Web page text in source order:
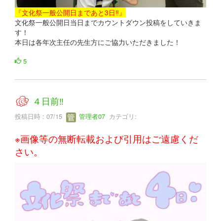
『文化祭一般公開日まであと3日‼』
文化祭一般公開日当日までカウントダウン投稿をしていきま
す！
本日は各年次主任の先生方にご協力いただきました！
5
４日前‼
投稿日時 : 07/15 管理者07 カテゴリ:
※画像等の無断転載および引用はご遠慮くだ
さい。